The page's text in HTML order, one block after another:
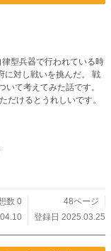
型兵器で行われている時
対し戦いを挑んだ。 戦
いて考えてみた話です。
だけるとうれしいです。
数 0
48ページ
登録日 2025.03.25